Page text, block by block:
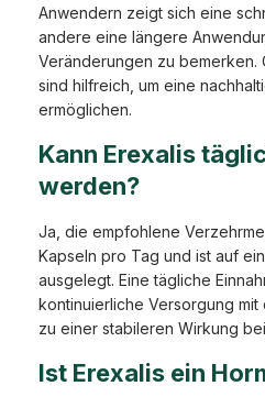
Anwendern zeigt sich eine
andere eine längere
Veränderungen zu bemerken.
sind hilfreich, um eine
ermöglichen.
Kann Erexalis
werden?
Ja, die empfohlene
Kapseln pro Tag und ist auf
ausgelegt. Eine tägliche
kontinuierliche Versorgung
zu einer stabileren Wirkung
Ist Erexalis ein